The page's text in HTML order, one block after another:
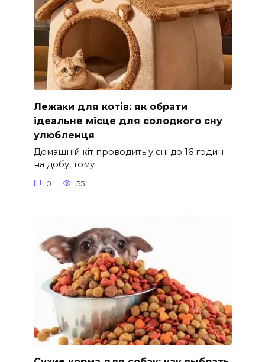
Лежаки для котів: як обрати
ідеальне місце для солодкого сну
улюбленця
Домашній кіт проводить у сні до 16 годин
на добу, тому
0 55